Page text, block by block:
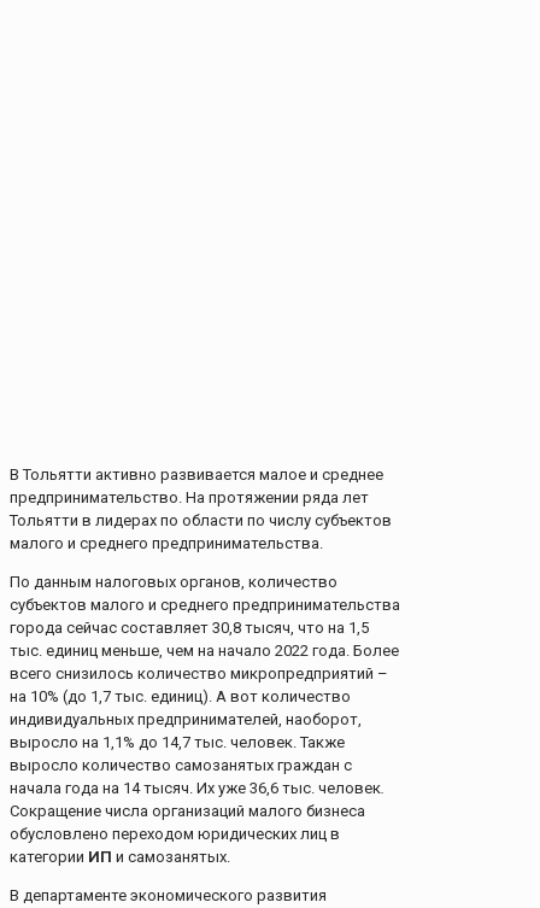
В Тольятти активно развивается малое и среднее
предпринимательство. На протяжении ряда лет
Тольятти в лидерах по области по числу субъектов
малого и среднего предпринимательства.
По данным налоговых органов, количество
субъектов малого и среднего предпринимательства
города сейчас составляет 30,8 тысяч, что на 1,5
тыс. единиц меньше, чем на начало 2022 года. Более
всего снизилось количество микропредприятий –
на 10% (до 1,7 тыс. единиц). А вот количество
индивидуальных предпринимателей, наоборот,
выросло на 1,1% до 14,7 тыс. человек. Также
выросло количество самозанятых граждан с
начала года на 14 тысяч. Их уже 36,6 тыс. человек.
Сокращение числа организаций малого бизнеса
обусловлено переходом юридических лиц в
категории ИП и самозанятых.
В департаменте экономического развития